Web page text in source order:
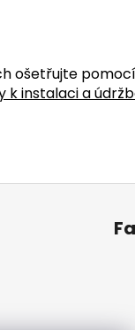
ošetřujte
k instalaci a